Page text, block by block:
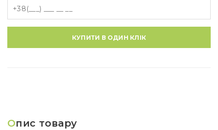
КУПИТИ В ОДИН КЛІК
Опис товару